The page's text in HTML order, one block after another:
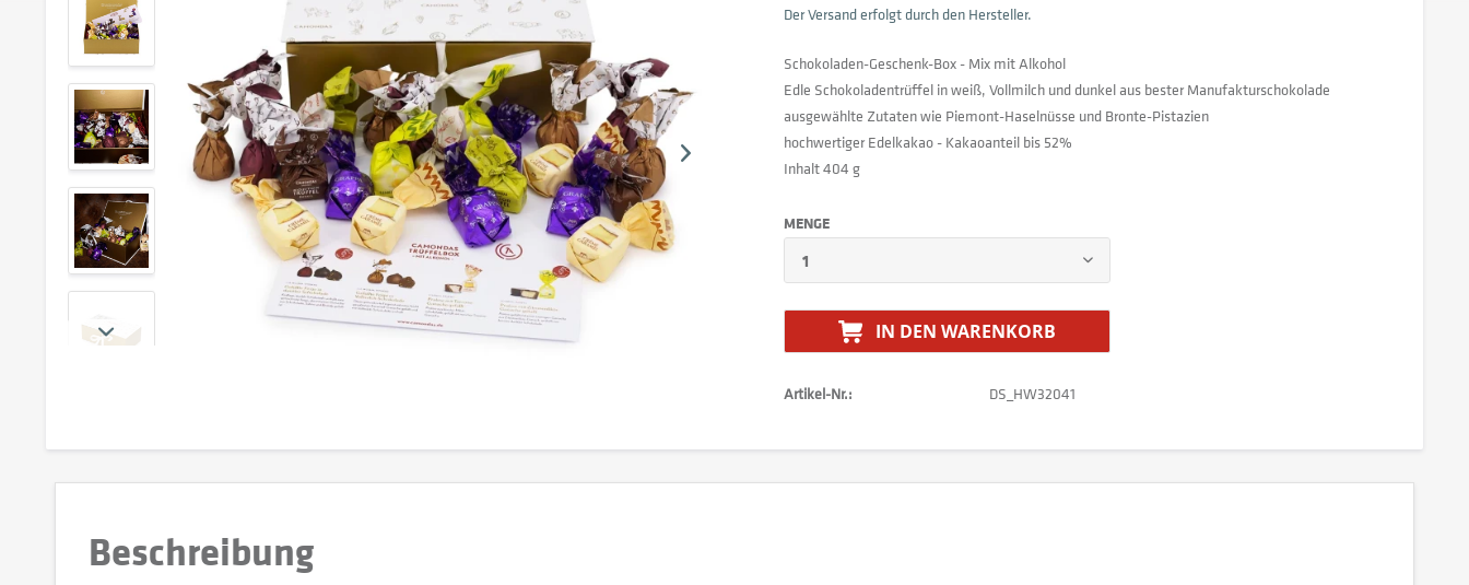
Der Versand erfolgt durch den Hersteller.
Schokoladen-Geschenk-Box - Mix mit Alkohol
Edle Schokoladentrüffel in weiß, Vollmilch und dunkel aus bester Manufakturschokolade
ausgewählte Zutaten wie Piemont-Haselnüsse und Bronte-Pistazien
hochwertiger Edelkakao - Kakaoanteil bis 52%
Inhalt 404 g
MENGE
IN DEN WARENKORB
Artikel-Nr.: DS_HW32041
Beschreibung